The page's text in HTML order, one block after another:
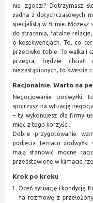
nie zgodzi? Dotrzymasz
żadna z dotychczasowych
specjalistą w firmie. Możesz
do stracenia, fatalne
o kosekwencjach. To, co
przeciwko tobie. To walka i
przegra, będzie chciał
niezastąpionych, to kwestia
Racjonalnie. Warto na
Negocjowanie podwyżki
spojrzysz na sytuację
– ty wykonujesz dla firmy
mieć z tego korzyści.
Dobre przygotowanie
podjęcia tematu podwyżki
mają stanowić mocne
przedstawione w klimacie
Krok po kroku
Oceń sytuację i kondycję
na rozmowę z